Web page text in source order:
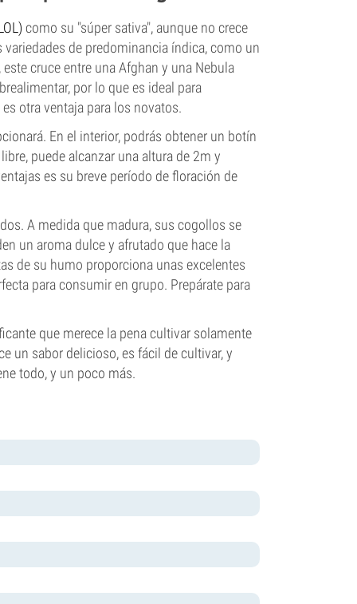
como su "súper sativa", aunque no crece
de predominancia índica, como un
cruce entre una Afghan y una Nebula
por lo que es ideal para
otra ventaja para los novatos.
En el interior, podrás obtener un botín
puede alcanzar una altura de 2m y
es su breve período de floración de
A medida que madura, sus cogollos se
un aroma dulce y afrutado que hace la
de su humo proporciona unas excelentes
para consumir en grupo. Prepárate para
que merece la pena cultivar solamente
un sabor delicioso, es fácil de cultivar, y
todo, y un poco más.